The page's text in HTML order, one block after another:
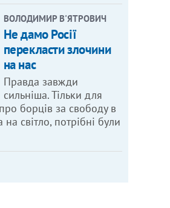
ВОЛОДИМИР В'ЯТРОВИЧ
Не дамо Росії
перекласти злочини
на нас
Правда завжди
сильніша. Тільки для
борців за свободу в
світло, потрібні були